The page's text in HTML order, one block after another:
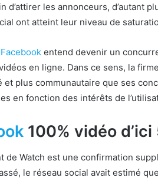
d’attirer les annonceurs, d’autant
ont atteint leur niveau de
Facebook entend devenir un
en ligne. Dans ce sens, la
et plus communautaire que ses
en fonction des intérêts de
100% vidéo d’ici
de Watch est une confirmation
le réseau social avait estimé que